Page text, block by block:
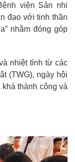
viện Sản nhi
đạo với tinh thần
nhằm đóng góp
nhiệt tình từ các
(TWG), ngày hội
thành công và